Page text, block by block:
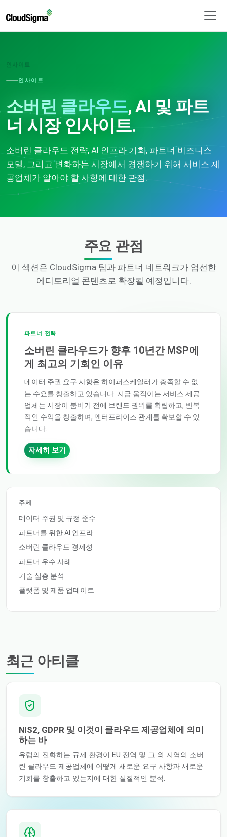
인사이트
인사이트
소버린 클라우드, AI 및 파트
너 시장 인사이트.
소버린 클라우드 전략, AI 인프라 기회, 파트너 비즈니스
모델, 그리고 변화하는 시장에서 경쟁하기 위해 서비스 제
공업체가 알아야 할 사항에 대한 관점.
주요 관점
이 섹션은 CloudSigma 팀과 파트너 네트워크가 엄선한
에디토리얼 콘텐츠로 확장될 예정입니다.
파트너 전략
소버린 클라우드가 향후 10년간 MSP에
게 최고의 기회인 이유
데이터 주권 요구 사항은 하이퍼스케일러가 충족할 수 없
는 수요를 창출하고 있습니다. 지금 움직이는 서비스 제공
업체는 시장이 붐비기 전에 브랜드 권위를 확립하고, 반복
적인 수익을 창출하며, 엔터프라이즈 관계를 확보할 수 있
습니다.
자세히 보기
주제
데이터 주권 및 규정 준수
파트너를 위한 AI 인프라
소버린 클라우드 경제성
파트너 우수 사례
기술 심층 분석
플랫폼 및 제품 업데이트
최근 아티클
NIS2, GDPR 및 이것이 클라우드 제공업체에 의미
하는 바
유럽의 진화하는 규제 환경이 EU 전역 및 그 외 지역의 소버
린 클라우드 제공업체에 어떻게 새로운 요구 사항과 새로운
기회를 창출하고 있는지에 대한 실질적인 분석.